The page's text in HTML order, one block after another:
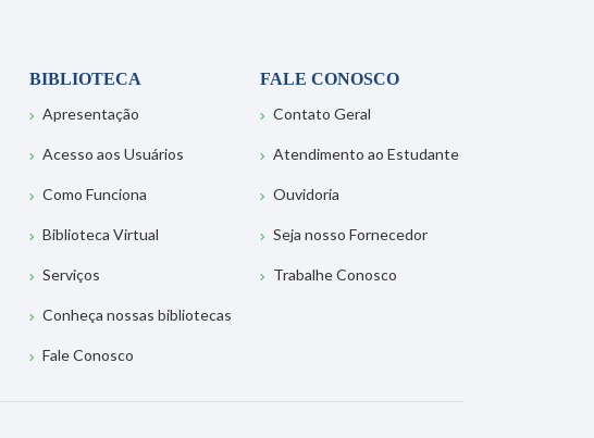
BIBLIOTECA
Apresentação
Acesso aos Usuários
Como Funciona
Biblioteca Virtual
Serviços
Conheça nossas bibliotecas
Fale Conosco
FALE CONOSCO
Contato Geral
Atendimento ao Estudante
Ouvidoria
Seja nosso Fornecedor
Trabalhe Conosco